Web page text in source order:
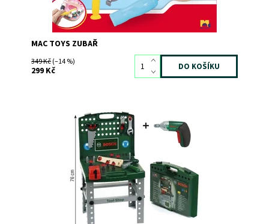
MAC TOYS ZUBAŘ
349 Kč(–14 %)
299 Kč
Parádní pracovní stůl BOSCH s aku šroubovákem
Skladem2
3601
KLEIN